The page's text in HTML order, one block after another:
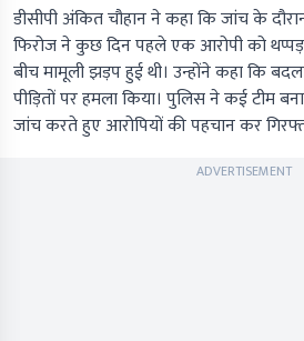
डीसीपी अंकित चौहान ने कहा कि जांच के
फिरोज ने कुछ दिन पहले एक आरोपी को थप्पड़
बीच मामूली झड़प हुई थी। उन्होंने कहा कि
पीड़ितों पर हमला किया। पुलिस ने कई टीम
जांच करते हुए आरोपियों की पहचान कर
ADVERTISEMENT